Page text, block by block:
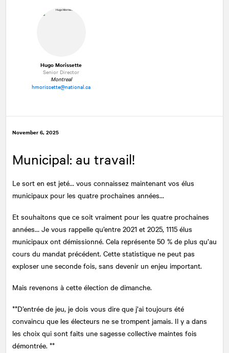
Hugo Morissette
Senior Director
Montreal
hmorissette@national.ca
Municipal: au travail!
Le sort en est jeté… vous connaissez maintenant vos élus
municipaux pour les quatre prochaines années…
Et souhaitons que ce soit vraiment pour les quatre prochaines
années… Je vous rappelle qu’entre 2021 et 2025, 1115 élus
municipaux ont démissionné. Cela représente 50 % de plus qu’au
cours du mandat précédent. Cette statistique ne peut pas
exploser une seconde fois, sans devenir un enjeu important.
Mais revenons à cette élection de dimanche.
**D’entrée de jeu, je dois vous dire que j’ai toujours été
convaincu que les électeurs ne se trompent jamais. Il y a dans
les choix qui sont faits une sagesse collective maintes fois
démontrée. **
November 6, 2025